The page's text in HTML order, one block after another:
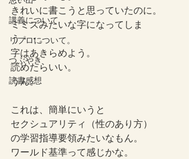
講義について
リプロについて。
つぶやき
読書感想
きれいに書こうと思っていたのに。
ミミズみたいな字になってしま
う・・。
字はあきらめよう。
読めたらいい。
うん。
これは、簡単にいうと
セクシュアリティ（性のあり方）
の学習指導要領みたいなもん。
ワールド基準って感じかな。